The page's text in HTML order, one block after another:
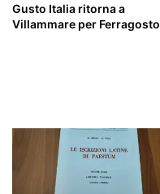
Gusto Italia ritorna a
Villammare per Ferragosto